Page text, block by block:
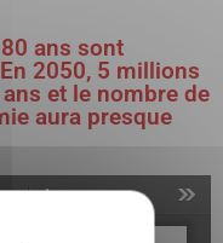
ans sont
2050, 5 millions
et le nombre de
aura presque